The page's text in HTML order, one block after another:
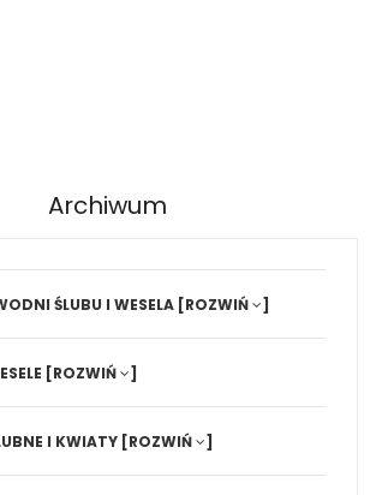
Archiwum
ŚLUBU I WESELA [ROZWIŃ ]
[ROZWIŃ ]
I KWIATY [ROZWIŃ ]